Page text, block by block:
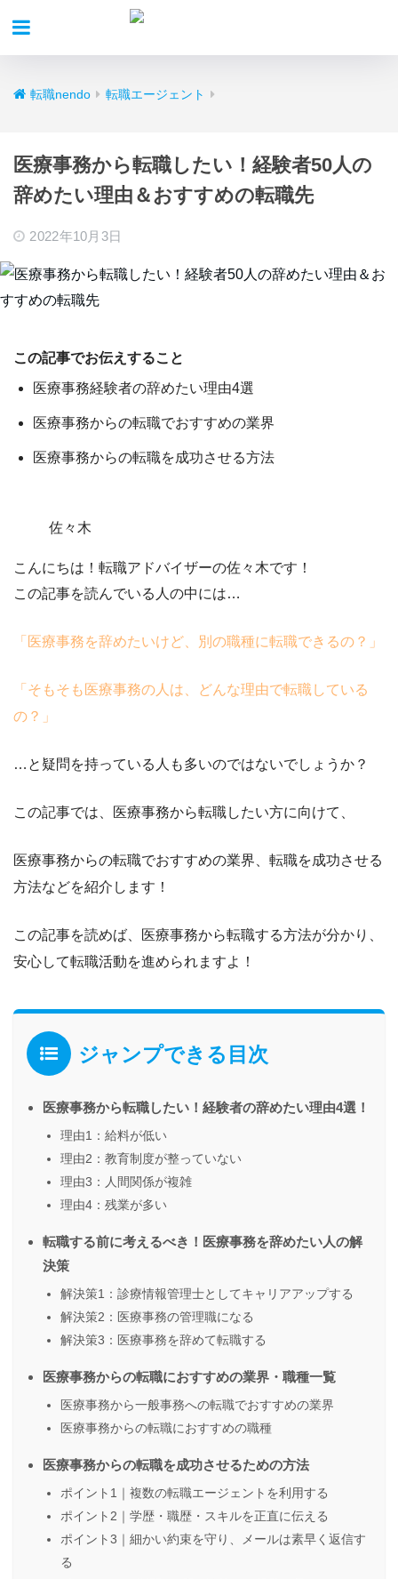
転職nendo 転職エージェント
医療事務から転職したい！経験者50人の
辞めたい理由＆おすすめの転職先
2022年10月3日
この記事でお伝えすること
医療事務経験者の辞めたい理由4選
医療事務からの転職でおすすめの業界
医療事務からの転職を成功させる方法
佐々木
こんにちは！転職アドバイザーの佐々木です！
この記事を読んでいる人の中には…
「医療事務を辞めたいけど、別の職種に転職できるの？ 」
「そもそも医療事務の人は、どんな理由で転職している
の？」
…と疑問を持っている人も多いのではないでしょうか？
この記事では、 医療事務から転職したい方に向けて、
医療事務からの転職でおすすめの業界
転職を成功させる
方法などを紹介します！
この記事を読めば、 医療事務から転職する方法が分かり
安心して転職活動を進められますよ！
ジャンプできる目次
医療事務から転職したい！経験者の辞めたい理由4選！
理由1：給料が低い
理由2：教育制度が整っていない
理由3：人間関係が複雑
理由4：残業が多い
転職する前に考えるべき！医療事務を辞めたい人の解
決策
解決策1：診療情報管理士としてキャリアアップする
解決策2：医療事務の管理職になる
解決策3：医療事務を辞めて転職する
医療事務からの転職におすすめの業界・職種一覧
医療事務から一般事務への転職でおすすめの業界
医療事務からの転職におすすめの職種
医療事務からの転職を成功させるための方法
ポイント1｜複数の転職エージェントを利用する
ポイント2｜学歴・職歴・スキルを正直に伝える
ポイント3｜細かい約束を守り、メールは素早く返信す
る